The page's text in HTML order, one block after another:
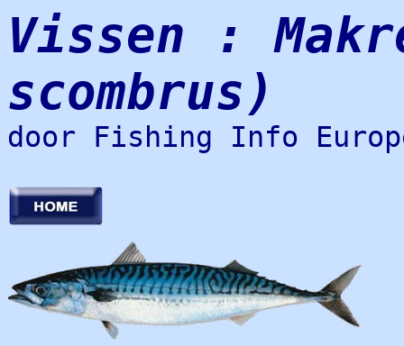
Vissen :
scombrus)
door Fishing Info